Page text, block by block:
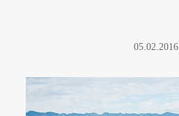
05.02.2016